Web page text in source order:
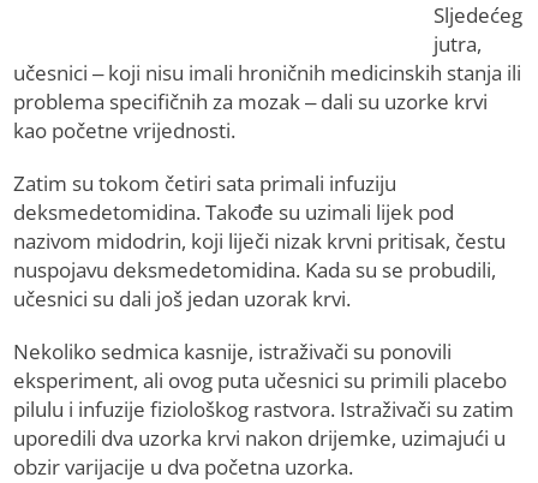
Sljedećeg
jutra,
učesnici – koji nisu imali hroničnih medicinskih stanja ili
problema specifičnih za mozak – dali su uzorke krvi
kao početne vrijednosti.
Zatim su tokom četiri sata primali infuziju
deksmedetomidina. Takođe su uzimali lijek pod
nazivom midodrin, koji liječi nizak krvni pritisak, čestu
nuspojavu deksmedetomidina. Kada su se probudili,
učesnici su dali još jedan uzorak krvi.
Nekoliko sedmica kasnije, istraživači su ponovili
eksperiment, ali ovog puta učesnici su primili placebo
pilulu i infuzije fiziološkog rastvora. Istraživači su zatim
uporedili dva uzorka krvi nakon drijemke, uzimajući u
obzir varijacije u dva početna uzorka.